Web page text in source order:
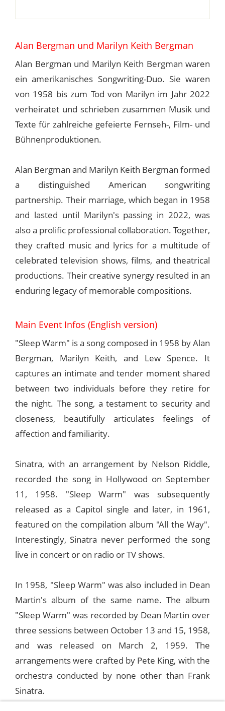
Alan Bergman und Marilyn Keith Bergman
Alan Bergman und Marilyn Keith Bergman waren
ein amerikanisches Songwriting-Duo. Sie waren
von 1958 bis zum Tod von Marilyn im Jahr 2022
verheiratet und schrieben zusammen Musik und
Texte für zahlreiche gefeierte Fernseh-, Film- und
Bühnenproduktionen.
Alan Bergman and Marilyn Keith Bergman formed
a distinguished American songwriting
partnership. Their marriage, which began in 1958
and lasted until Marilyn's passing in 2022, was
also a prolific professional collaboration. Together,
they crafted music and lyrics for a multitude of
celebrated television shows, films, and theatrical
productions. Their creative synergy resulted in an
enduring legacy of memorable compositions.
Main Event Infos (English version)
"Sleep Warm" is a song composed in 1958 by Alan
Bergman, Marilyn Keith, and Lew Spence. It
captures an intimate and tender moment shared
between two individuals before they retire for
the night. The song, a testament to security and
closeness, beautifully articulates feelings of
affection and familiarity.
Sinatra, with an arrangement by Nelson Riddle,
recorded the song in Hollywood on September
11, 1958. "Sleep Warm" was subsequently
released as a Capitol single and later, in 1961,
featured on the compilation album "All the Way".
Interestingly, Sinatra never performed the song
live in concert or on radio or TV shows.
In 1958, "Sleep Warm" was also included in Dean
Martin's album of the same name. The album
"Sleep Warm" was recorded by Dean Martin over
three sessions between October 13 and 15, 1958,
and was released on March 2, 1959. The
arrangements were crafted by Pete King, with the
orchestra conducted by none other than Frank
Sinatra.